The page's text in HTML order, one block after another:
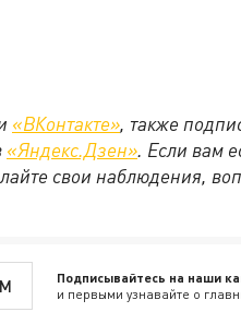
«ВКонтакте», также
«Яндекс.Дзен». Если вам
свои наблюдения,
Подписывайтесь на наши
и первыми узнавайте о